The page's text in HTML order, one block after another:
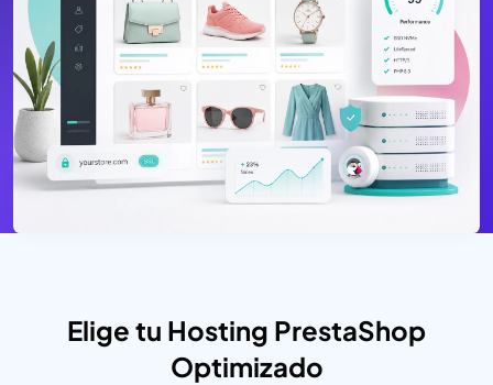
Elige tu Hosting PrestaShop
Optimizado